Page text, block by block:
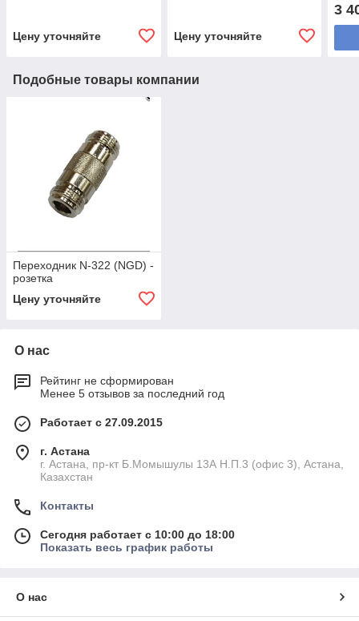
Цену уточняйте Цену уточняйте
3
Подобные товары компании
Переходник N-322 (NGD) -
розетка
Цену уточняйте
О нас
Рейтинг не сформирован
Менее 5 отзывов за последний год
Работает с 27.09.2015
г. Астана
г. Астана, пр-кт Б.Момышулы 13А Н.П.3 (офис 3), Астана,
Казахстан
Контакты
Сегодня работает с 10:00 до 18:00
Показать весь график работы
О нас